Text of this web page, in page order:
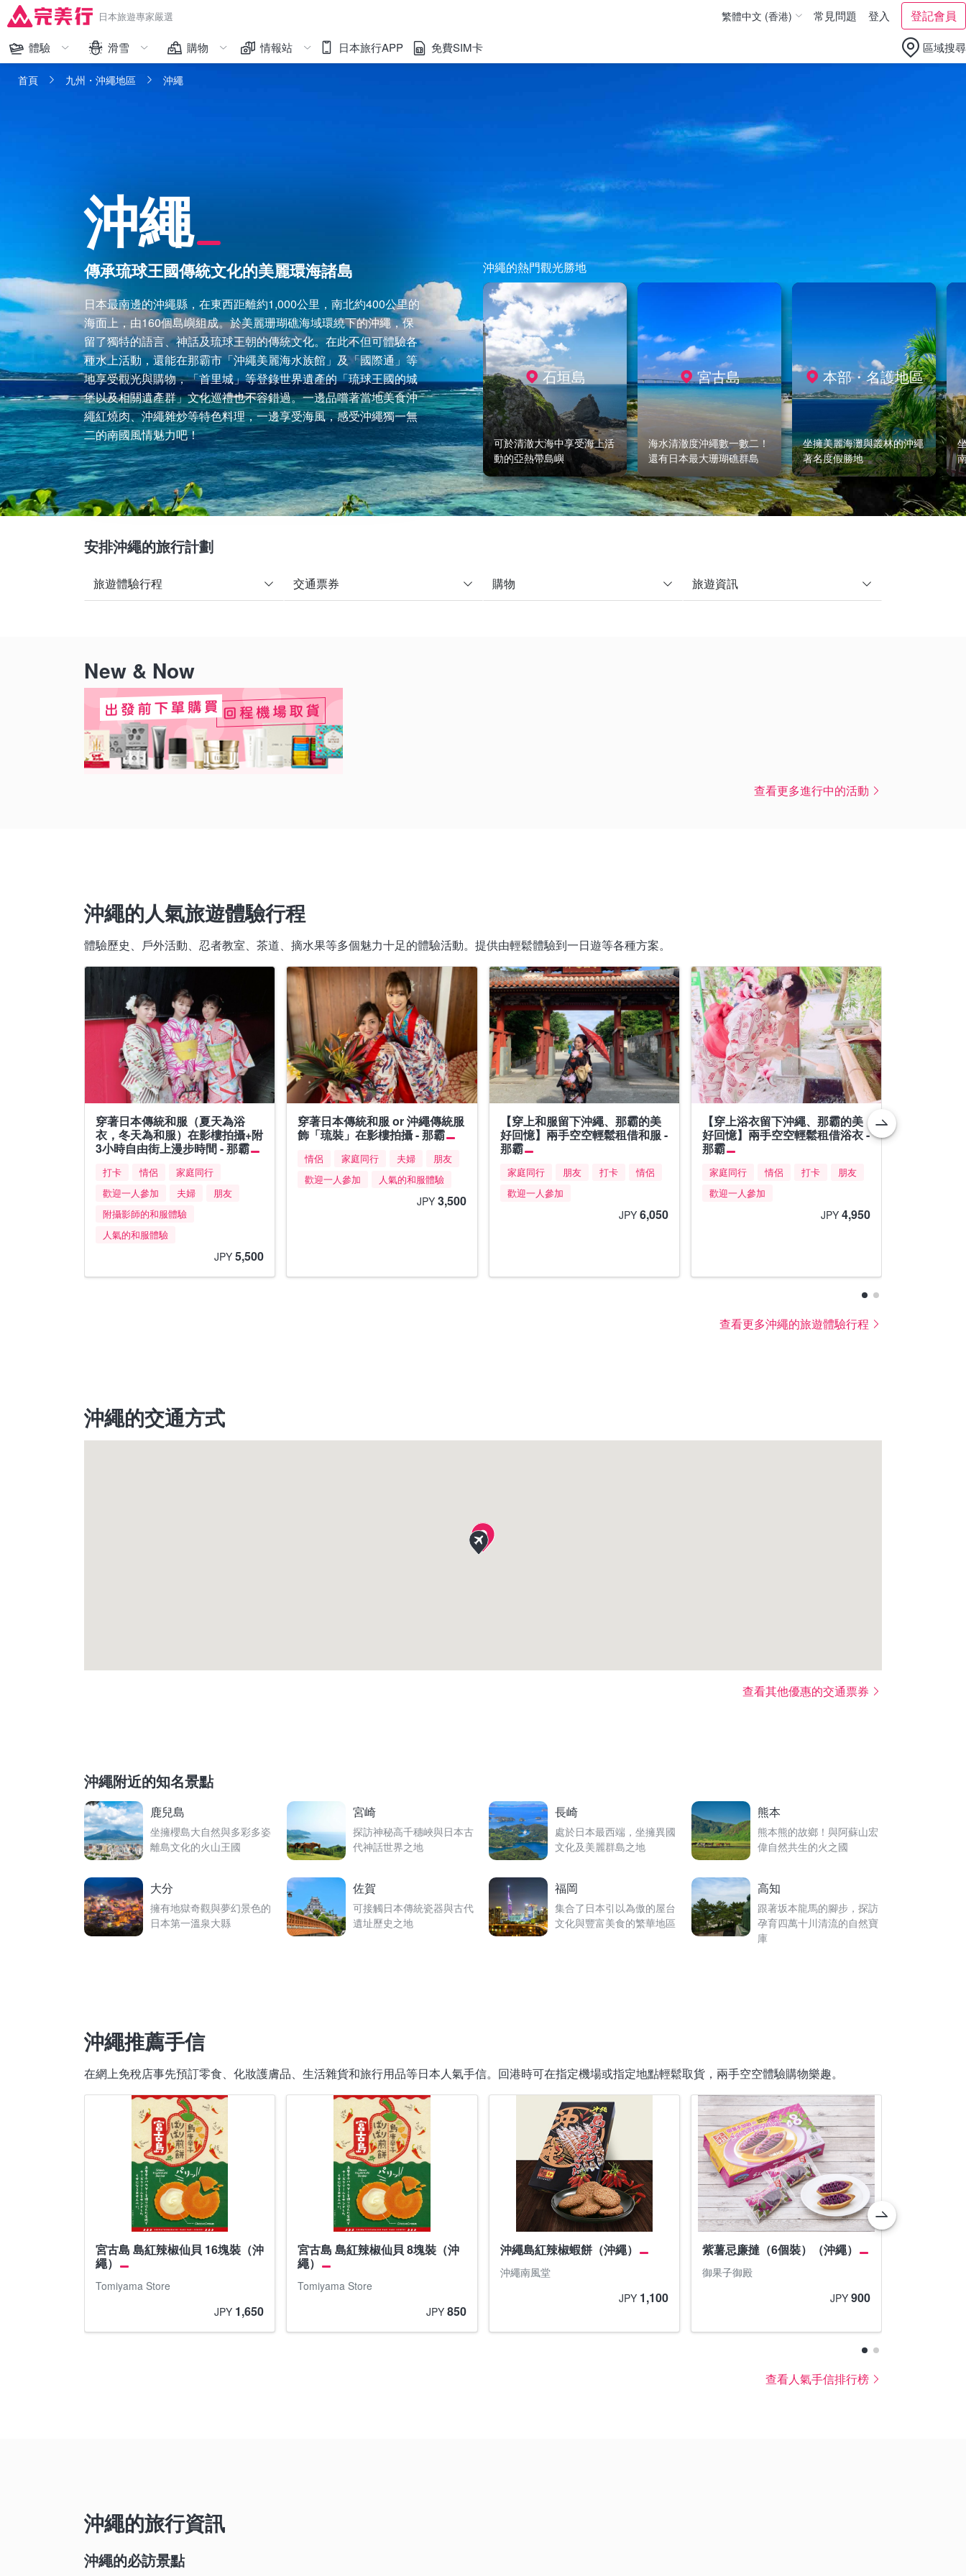
日本旅遊專家嚴選 繁體中文 (香港) 常見問題 登入 登記會員
體驗
完美行限定
滑雪
藏王
北海道
看更多
購物
情報站
日本旅行APP 免費SIM卡 區域搜尋
首頁 九州・沖繩地區 沖繩
沖繩
傳承琉球王國傳統文化的美麗環海諸島
日本最南邊的沖繩縣，在東西距離約1,000公里，南北約400公里的
海面上，由160個島嶼組成。於美麗珊瑚礁海域環繞下的沖繩，保
留了獨特的語言、神話及琉球王朝的傳統文化。在此不但可體驗各
種水上活動，還能在那霸市「沖繩美麗海水族館」及「國際通」等
地享受觀光與購物，「首里城」等登錄世界遺產的「琉球王國的城
堡以及相關遺產群」文化巡禮也不容錯過。一邊品嚐著當地美食沖
繩紅燒肉、沖繩雜炒等特色料理，一邊享受海風，感受沖繩獨一無
二的南國風情魅力吧！
沖繩的熱門觀光勝地
石垣島
可於清澈大海中享受海上活
動的亞熱帶島嶼
宮古島
海水清澈度沖繩數一數二！
還有日本最大珊瑚礁群島
本部・名護地區
坐擁美麗海灘與叢林的沖繩
著名度假勝地
安排沖繩的旅行計劃
旅遊體驗行程 交通票券 購物 旅遊資訊
New & Now
查看更多進行中的活動
沖繩的人氣旅遊體驗行程
體驗歷史、戶外活動、忍者教室、茶道、摘水果等多個魅力十足的體驗活動。提供由輕鬆體驗到一日遊等各種方案。
穿著日本傳統和服（夏天為浴
衣，冬天為和服）在影樓拍攝+附
3小時自由街上漫步時間 - 那霸
打卡 情侶
家庭同行
歡迎一人參加
夫婦
朋友
附攝影師的和服體驗
人氣的和服體驗
JPY 5,500
穿著日本傳統和服 or 沖繩傳統服
飾「琉裝」在影樓拍攝 - 那霸
情侶 家庭同行 夫婦
朋友
歡迎一人參加
人氣的和服體驗
JPY 3,500
【穿上和服留下沖繩、那霸的美
好回憶】兩手空空輕鬆租借和服 -
那霸
家庭同行 朋友 打卡
情侶
歡迎一人參加
JPY 6,050
【穿上浴衣留下沖繩、那霸的美
好回憶】兩手空空輕鬆租借浴衣 -
那霸
家庭同行 情侶 打卡
朋友
歡迎一人參加
JPY 4,950
查看更多沖繩的旅遊體驗行程
沖繩的交通方式
查看其他優惠的交通票券
沖繩附近的知名景點
鹿兒島
坐擁櫻島大自然與多彩多姿
離島文化的火山王國
宮崎
探訪神秘高千穗峽與日本古
代神話世界之地
長崎
處於日本最西端，坐擁異國
文化及美麗群島之地
熊本
熊本熊的故鄉！與阿蘇山宏
偉自然共生的火之國
大分
擁有地獄奇觀與夢幻景色的
日本第一溫泉大縣
佐賀
可接觸日本傳統瓷器與古代
遺址歷史之地
福岡
集合了日本引以為傲的屋台
文化與豐富美食的繁華地區
高知
跟著坂本龍馬的腳步，探訪
孕育四萬十川清流的自然寶
庫
沖繩推薦手信
在網上免稅店事先預訂零食、化妝護膚品、生活雜貨和旅行用品等日本人氣手信。回港時可在指定機場或指定地點輕鬆取貨，兩手空空體驗購物樂趣。
宮古島 島紅辣椒仙貝 16塊裝（沖
繩）
Tomiyama Store
JPY 1,650
宮古島 島紅辣椒仙貝 8塊裝（沖
繩）
Tomiyama Store
JPY 850
沖繩島紅辣椒蝦餅（沖繩）
沖繩南風堂
JPY 1,100
紫薯忌廉撻（6個裝）（沖繩）
御果子御殿
JPY 900
查看人氣手信排行榜
沖繩的旅行資訊
沖繩的必訪景點